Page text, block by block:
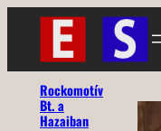
Ugrás
tartalomhoz
Rockomotív
Bt. a
Hazaiban